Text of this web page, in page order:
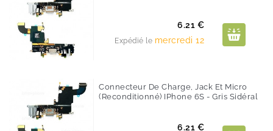
Prix
6.21 €
Expédié le mercredi 12
Connecteur De Charge, Jack Et Micro
(Reconditionné) IPhone 6S - Gris Sidéral
Prix
6.21 €